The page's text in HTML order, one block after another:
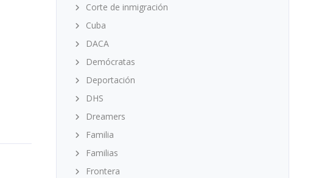
Corte de inmigración
Cuba
DACA
Demócratas
Deportación
DHS
Dreamers
Familia
Familias
Frontera